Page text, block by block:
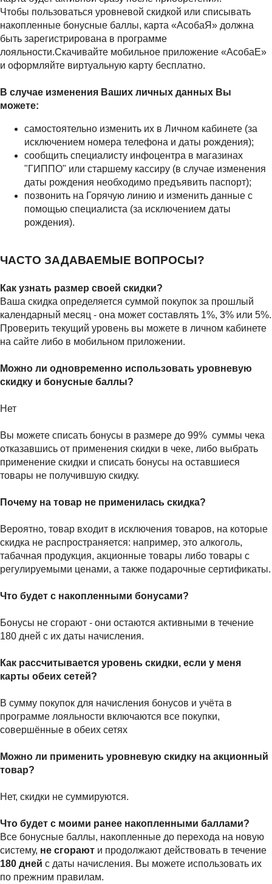
Чтобы пользоваться уровневой скидкой или списывать
накопленные бонусные баллы, карта «АсобаЯ» должна
быть зарегистрирована в программе
лояльности.Скачивайте мобильное приложение «АсобаЕ»
и оформляйте виртуальную карту бесплатно.
В случае изменения Ваших личных данных Вы
можете:
самостоятельно изменить их в Личном кабинете (за
исключением номера телефона и даты рождения);
сообщить специалисту инфоцентра в магазинах
"ГИППО" или старшему кассиру (в случае изменения
даты рождения необходимо предъявить паспорт);
позвонить на Горячую линию и изменить данные с
помощью специалиста (за исключением даты
рождения).
ЧАСТО ЗАДАВАЕМЫЕ ВОПРОСЫ?
Как узнать размер своей скидки?
Ваша скидка определяется суммой покупок за прошлый
календарный месяц - она может составлять 1%, 3% или 5%.
Проверить текущий уровень вы можете в личном кабинете
на сайте либо в мобильном приложении.
Можно ли одновременно использовать уровневую
скидку и бонусные баллы?
Нет
Вы можете списать бонусы в размере до 99% суммы чека
отказавшись от применения скидки в чеке, либо выбрать
применение скидки и списать бонусы на оставшиеся
товары не получившую скидку.
Почему на товар не применилась скидка?
Вероятно, товар входит в исключения товаров, на которые
скидка не распространяется: например, это алкоголь,
табачная продукция, акционные товары либо товары с
регулируемыми ценами, а также подарочные сертификаты.
Что будет с накопленными бонусами?
Бонусы не сгорают - они остаются активными в течение
180 дней с их даты начисления.
Как рассчитывается уровень скидки, если у меня
карты обеих сетей?
В сумму покупок для начисления бонусов и учёта в
программе лояльности включаются все покупки,
совершённые в обеих сетях
Можно ли применить уровневую скидку на акционный
товар?
Нет, скидки не суммируются.
Что будет с моими ранее накопленными баллами?
Все бонусные баллы, накопленные до перехода на новую
систему, не сгорают и продолжают действовать в течение
180 дней с даты начисления. Вы можете использовать их
по прежним правилам.